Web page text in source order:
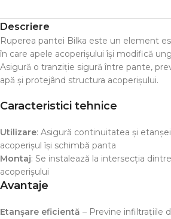
Descriere
Ruperea pantei Bilka este un element
în care apele acoperișului își modifică
Asigură o tranziție sigură între pante,
apă și protejând structura acoperișului.
Caracteristici tehnice
Utilizare: Asigură continuitatea și
acoperișul își schimbă panta
Montaj: Se instalează la intersecția
acoperișului
Avantaje
Etanșare eficientă – Previne infiltrațiile